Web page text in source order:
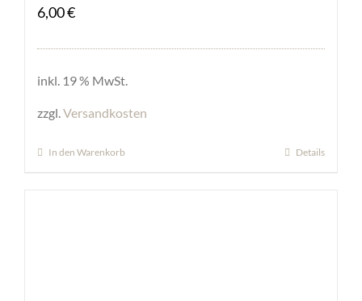
6,00€
inkl. 19 % MwSt.
zzgl.Versandkosten
In den Warenkorb Details